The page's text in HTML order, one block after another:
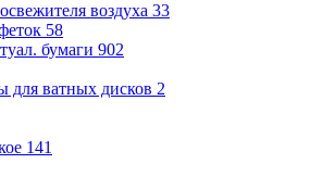
воздуха 33
58
бумаги 902
для ватных дисков 2
141